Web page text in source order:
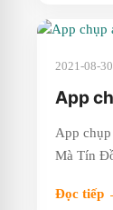
2021-08-30
App
App
Mà Tín
Đọc tiếp